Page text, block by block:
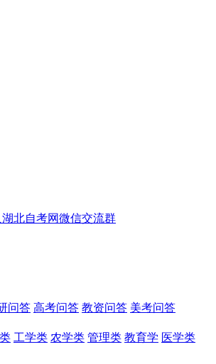
湖北自考网微信交流群
问答 高考问答 教资问答 美考问答
工学类 农学类 管理类 教育学 医学类